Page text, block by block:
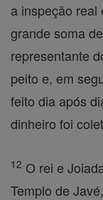
a inspeção real
grande soma
representante
peito e, em
feito dia após
dinheiro foi
12 O rei e
Templo de